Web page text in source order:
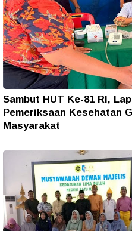
Sambut HUT Ke-81 RI,
Pemeriksaan Kesehatan
Masyarakat